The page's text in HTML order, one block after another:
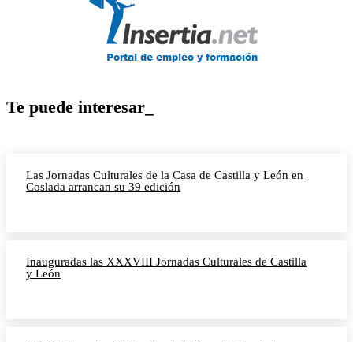
Te puede interesar_
Las Jornadas Culturales de la Casa de Castilla y León en
Coslada arrancan su 39 edición
Inauguradas las XXXVIII Jornadas Culturales de Castilla
y León